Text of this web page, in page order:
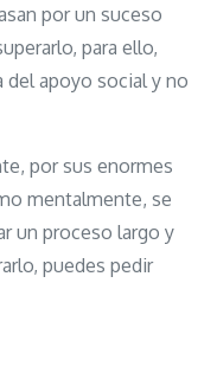
por un suceso
para ello,
apoyo social y no
por sus enormes
mentalmente, se
un proceso largo y
puedes pedir